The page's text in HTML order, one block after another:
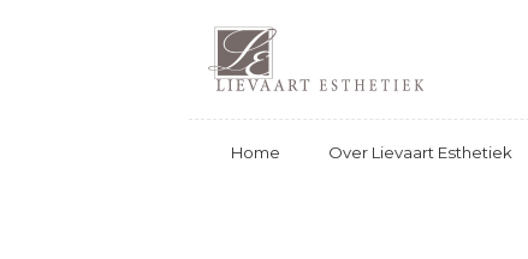
Home Over Lievaart Esthetiek